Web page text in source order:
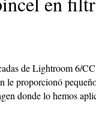
de Lightroom 6/
le proporcionó
donde lo hemos